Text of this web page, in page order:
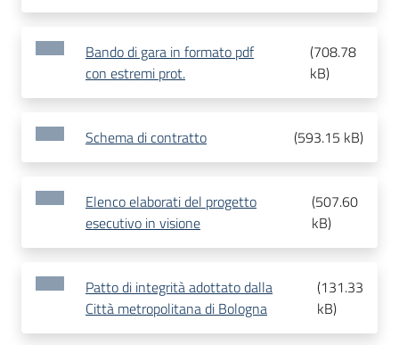
Bando di gara in formato pdf
con estremi prot.
(708.78
kB)
Schema di contratto (593.15 kB)
Elenco elaborati del progetto
esecutivo in visione
(507.60
kB)
Patto di integrità adottato dalla
Città metropolitana di Bologna
(131.33
kB)